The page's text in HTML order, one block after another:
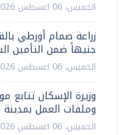
الخميس، 06 اغسطس 2026 03:58 م
جنيهاً ضمن التأمين
الخميس، 06 اغسطس 2026 03:58 م
وزيرة الإسكان
وملفات العمل بمدينة 15 مايو
الخميس، 06 اغسطس 2026 03:58 م